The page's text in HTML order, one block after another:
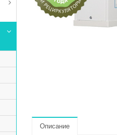
Описание